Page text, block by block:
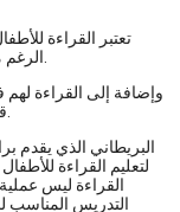
تعتبر القراءة
وإضافة إلى القراءة لهم
لتعليم القراءة
القراءة ليس
التدريس المناسب